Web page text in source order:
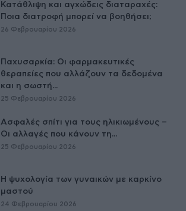
Κατάθλιψη και αγχώδεις διαταραχές:
Ποια διατροφή μπορεί να βοηθήσει;
26 Φεβρουαρίου 2026
Παχυσαρκία: Οι φαρμακευτικές
θεραπείες που αλλάζουν τα δεδομένα
και η σωστή...
25 Φεβρουαρίου 2026
Ασφαλές σπίτι για τους ηλικιωμένους –
Οι αλλαγές που κάνουν τη...
25 Φεβρουαρίου 2026
Η ψυχολογία των γυναικών με καρκίνο
μαστού
24 Φεβρουαρίου 2026